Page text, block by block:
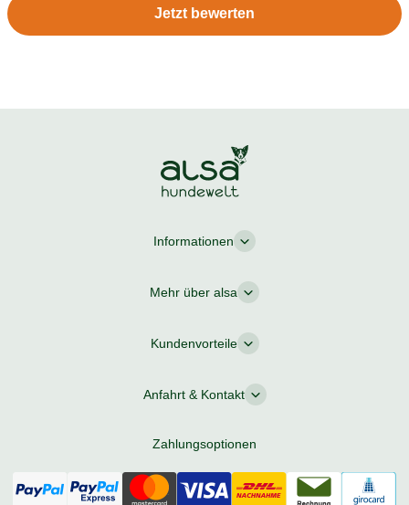
Jetzt bewerten
Informationen
Mehr über alsa
Kundenvorteile
Anfahrt & Kontakt
Zahlungsoptionen